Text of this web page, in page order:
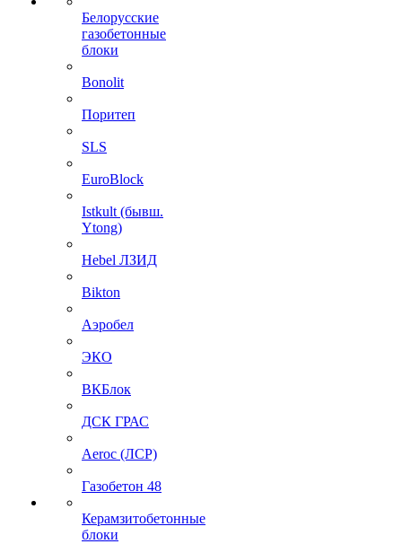
Белорусские
газобетонные
блоки
Bonolit
Поритеп
SLS
EuroBlock
Istkult (бывш.
Ytong)
Hebel ЛЗИД
Bikton
Аэробел
ЭКО
ВКБлок
ДСК ГРАС
Aeroc (ЛСР)
Газобетон 48
Керамзитобетонные
блоки